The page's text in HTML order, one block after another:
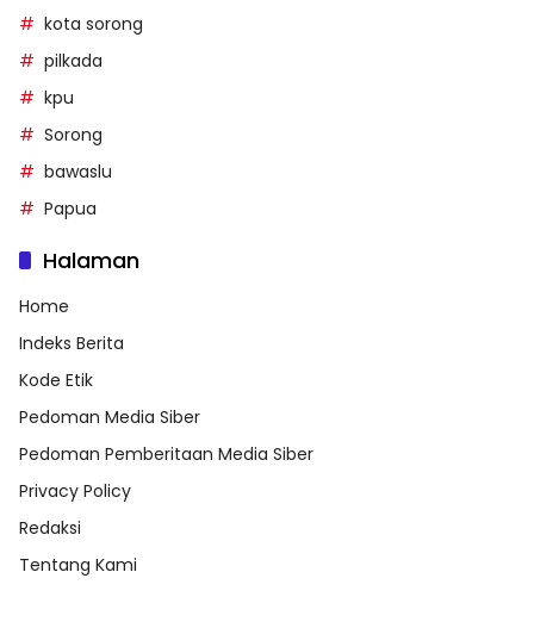
kota sorong
pilkada
kpu
Sorong
bawaslu
Papua
Halaman
Home
Indeks Berita
Kode Etik
Pedoman Media Siber
Pedoman Pemberitaan Media Siber
Privacy Policy
Redaksi
Tentang Kami